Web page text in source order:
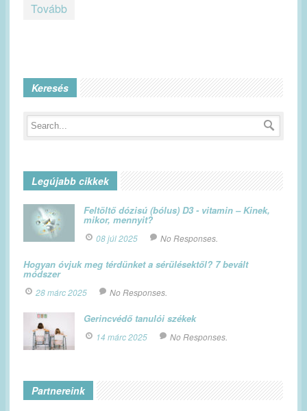
Tovább
Keresés
Legújabb cikkek
Feltöltő dózisú (bólus) D3 - vitamin – Kinek,
mikor, mennyit?
08 júl 2025 No Responses.
Hogyan óvjuk meg térdünket a sérülésektől? 7 bevált
módszer
28 márc 2025 No Responses.
Gerincvédő tanulói székek
14 márc 2025 No Responses.
Partnereink